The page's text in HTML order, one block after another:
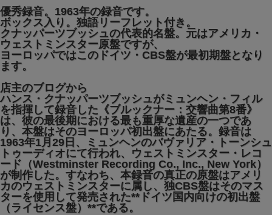
優秀録音。1963年の録音です。
ボックス入り。独語リーフレット付き。
クナッパーツブッシュの代表的名盤。元はアメリカ・
ウェストミンスター原盤ですが、
ヨーロッパではこのドイツ・CBS盤が最初期盤となり
ます。
店主のブログから
ハンス・クナッパーツブッシュがミュンヘン・フィル
を指揮して録音した《ブルックナー：交響曲第8番》
は、彼の最後期における最も重厚な遺産の一つであ
り、本盤はそのヨーロッパ初出盤にあたる。録音は
1963年1月29日、ミュンヘンのバヴァリア・トーンシュ
トゥーディオにて行われ、ウェストミンスター・レコ
ード（Westminster Recording Co., Inc., New York）
が制作した。すなわち、本録音の真正の原盤はアメリ
カのウェストミンスターに属し、独CBS盤はそのマス
ターを使用して発売された**ドイツ国内向けの初出盤
（ライセンス盤）**である。